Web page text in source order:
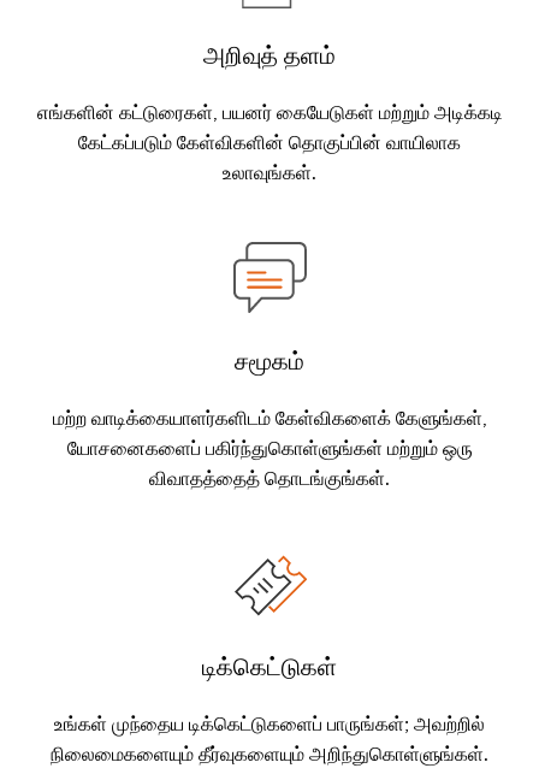
அறிவுத் தளம்
எங்களின் கட்டுரைகள், பயனர் கையேடுகள் மற்றும் அடிக்கடி
கேட்கப்படும் கேள்விகளின் தொகுப்பின் வாயிலாக
உலாவுங்கள்.
சமூகம்
மற்ற வாடிக்கையாளர்களிடம் கேள்விகளைக் கேளுங்கள்,
யோசனைகளைப் பகிர்ந்துகொள்ளுங்கள் மற்றும் ஒரு
விவாதத்தைத் தொடங்குங்கள்.
டிக்கெட்டுகள்
உங்கள் முந்தைய டிக்கெட்டுகளைப் பாருங்கள்; அவற்றில்
நிலைமைகளையும் தீர்வுகளையும் அறிந்துகொள்ளுங்கள்.